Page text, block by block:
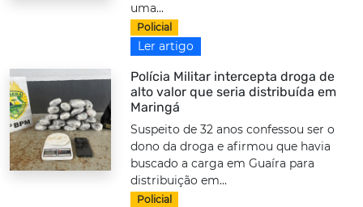
uma...
Policial
Ler artigo
Polícia Militar intercepta droga de
alto valor que seria distribuída em
Maringá
Suspeito de 32 anos confessou ser o
dono da droga e afirmou que havia
buscado a carga em Guaíra para
distribuição em...
Policial